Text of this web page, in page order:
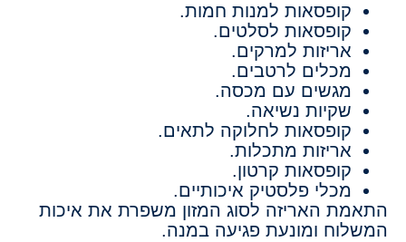
קופסאות למנות חמות.
קופסאות לסלטים.
אריזות למרקים.
מכלים לרטבים.
מגשים עם מכסה.
שקיות נשיאה.
קופסאות לחלוקה לתאים.
אריזות מתכלות.
קופסאות קרטון.
מכלי פלסטיק איכותיים.
התאמת האריזה לסוג המזון משפרת את איכות
המשלוח ומונעת פגיעה במנה.